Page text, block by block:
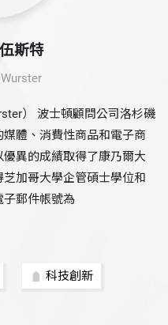
斯特
） 波士頓顧問公司洛杉磯
體、消費性商品和電子商
異的成績取得了康乃爾大
加哥大學企管碩士學位和
子郵件帳號為
科技創新